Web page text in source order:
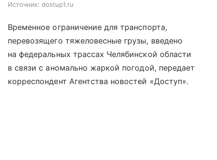
Источник: dostup1.ru
Временное ограничение для транспорта,
перевозящего тяжеловесные грузы, введено
на федеральных трассах Челябинской области
в связи с аномально жаркой погодой, передает
корреспондент Агентства новостей «Доступ».